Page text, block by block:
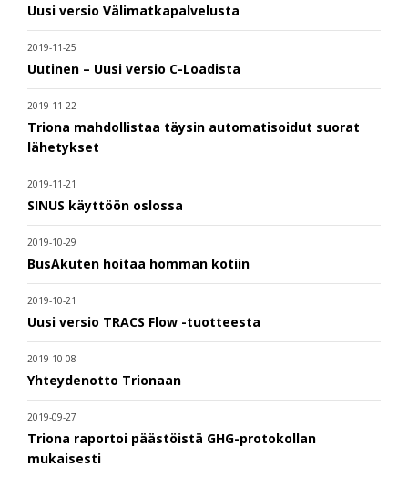
Uusi versio Välimatkapalvelusta
2019-11-25
Uutinen – Uusi versio C-Loadista
2019-11-22
Triona mahdollistaa täysin automatisoidut suorat
lähetykset
2019-11-21
SINUS käyttöön oslossa
2019-10-29
BusAkuten hoitaa homman kotiin
2019-10-21
Uusi versio TRACS Flow -tuotteesta
2019-10-08
Yhteydenotto Trionaan
2019-09-27
Triona raportoi päästöistä GHG-protokollan
mukaisesti